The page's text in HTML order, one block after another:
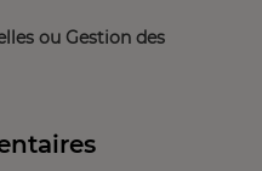
ou Gestion des